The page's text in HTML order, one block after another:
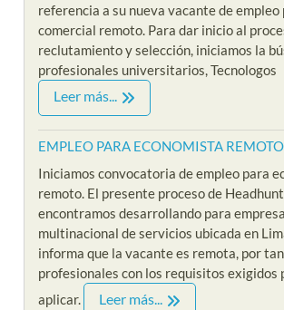
referencia a su nueva vacante de
comercial remoto. Para dar inicio al
reclutamiento y selección, iniciamos la
profesionales universitarios, Tecnologos
Leer más...
EMPLEO PARA ECONOMISTA REMOTO
Iniciamos convocatoria de empleo para
remoto. El presente proceso de
encontramos desarrollando para empresa
multinacional de servicios ubicada en
informa que la vacante es remota, por
profesionales con los requisitos exigidos
aplicar.
Leer más...